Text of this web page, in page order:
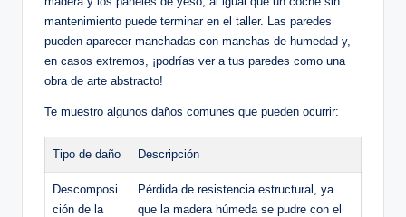
mantenimiento ⁣puede⁤ terminar en el taller. Las paredes
pueden ‌aparecer manchadas con manchas de humedad y,
en casos extremos,⁢ ¡podrías ver a ⁣tus paredes como una
obra de arte‌ abstracto!
Te muestro algunos‌ daños comunes que pueden ocurrir:
Tipo de daño Descripción
Descomposi
ción ⁣de‌ la
Pérdida‌ de resistencia estructural, ya
que la madera húmeda se pudre con⁢ el